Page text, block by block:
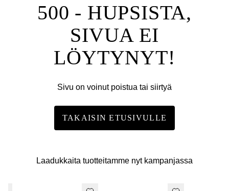
500 - HUPSISTA,
SIVUA EI
LÖYTYNYT!
Sivu on voinut poistua tai siirtyä
TAKAISIN ETUSIVULLE
Laadukkaita tuotteitamme nyt kampanjassa